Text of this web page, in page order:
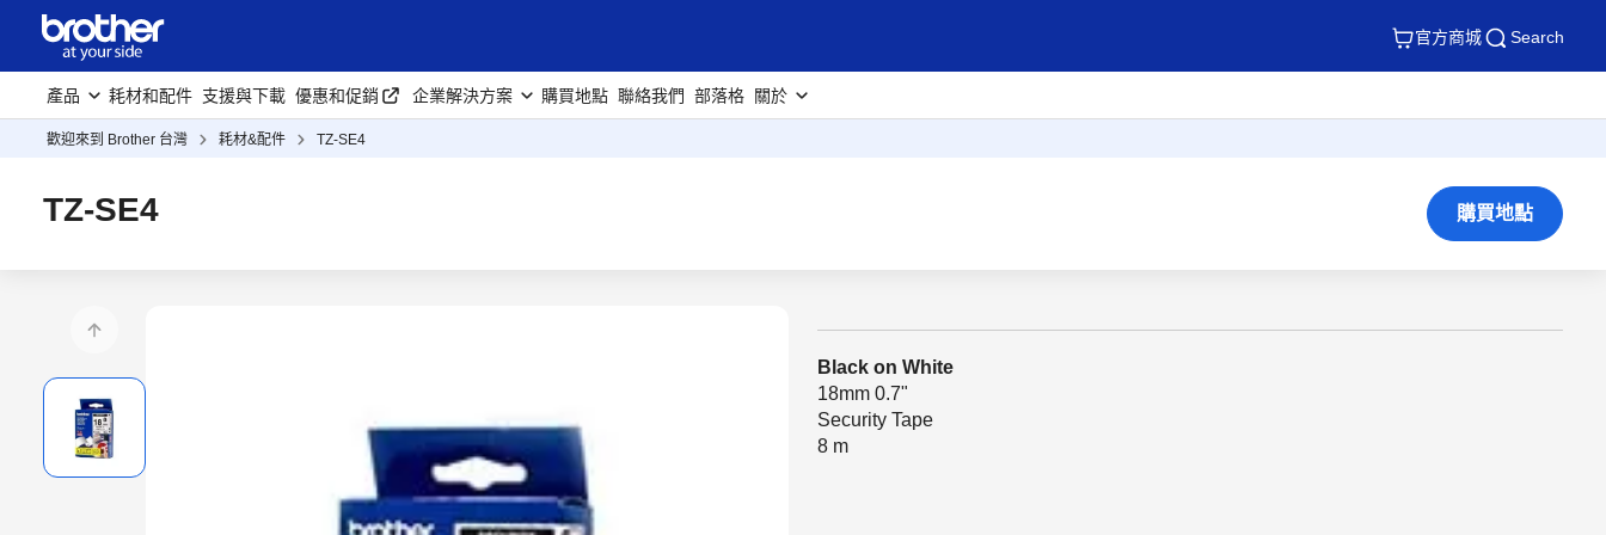
官方商城 Search
產品 耗材和配件 支援與下載 優惠和促銷 企業解決方案 購買地點 聯絡我們 部落格 關於
歡迎來到 Brother 台灣 耗材&配件 TZ-SE4
TZ-SE4 購買地點
Black on White
18mm 0.7"
Security Tape
8 m